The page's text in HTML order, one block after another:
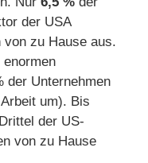
der USA
zu Hause aus.
der Unternehmen
um). Bis
der US-
von zu Hause